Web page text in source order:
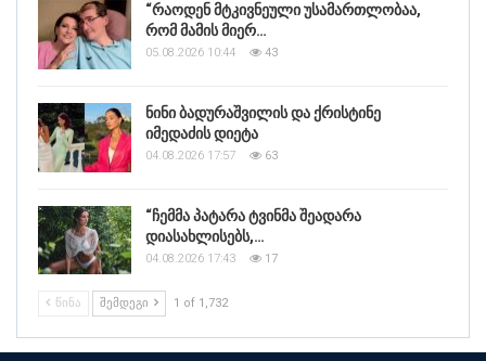
“რაოდენ მტკივნეული უსამართლობაა,
რომ მამის მიერ…
05.08.2026 10:44 43
ნინი ბადურაშვილის და ქრისტინე
იმედაძის დიეტა
04.08.2026 17:57 63
“ჩემმა პატარა ტვინმა შეადარა
დიასახლისებს,…
04.08.2026 17:43 17
ᲬᲘᲜᲐ ᲨᲔᲛᲓᲔᲒᲘ 1 of 1,732